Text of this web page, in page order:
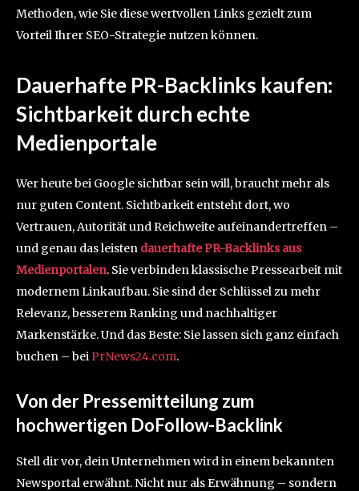
Methoden, wie Sie diese wertvollen Links gezielt zum
Vorteil Ihrer SEO-Strategie nutzen können.
Dauerhafte PR-Backlinks kaufen:
Sichtbarkeit durch echte
Medienportale
Wer heute bei Google sichtbar sein will, braucht mehr als
nur guten Content. Sichtbarkeit entsteht dort, wo
Vertrauen, Autorität und Reichweite aufeinandertreffen –
und genau das leisten dauerhafte PR-Backlinks aus
Medienportalen. Sie verbinden klassische Pressearbeit mit
modernem Linkaufbau. Sie sind der Schlüssel zu mehr
Relevanz, besserem Ranking und nachhaltiger
Markenstärke. Und das Beste: Sie lassen sich ganz einfach
buchen – beiPrNews24.com.
Von der Pressemitteilung zum
hochwertigen DoFollow-Backlink
Stell dir vor, dein Unternehmen wird in einem bekannten
Newsportal erwähnt. Nicht nur als Erwähnung – sondern